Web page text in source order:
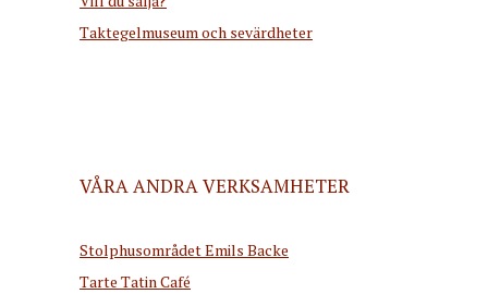
Taktegelmuseum och sevärdheter
VÅRA ANDRA VERKSAMHETER
Stolphusområdet Emils Backe
Tarte Tatin Café